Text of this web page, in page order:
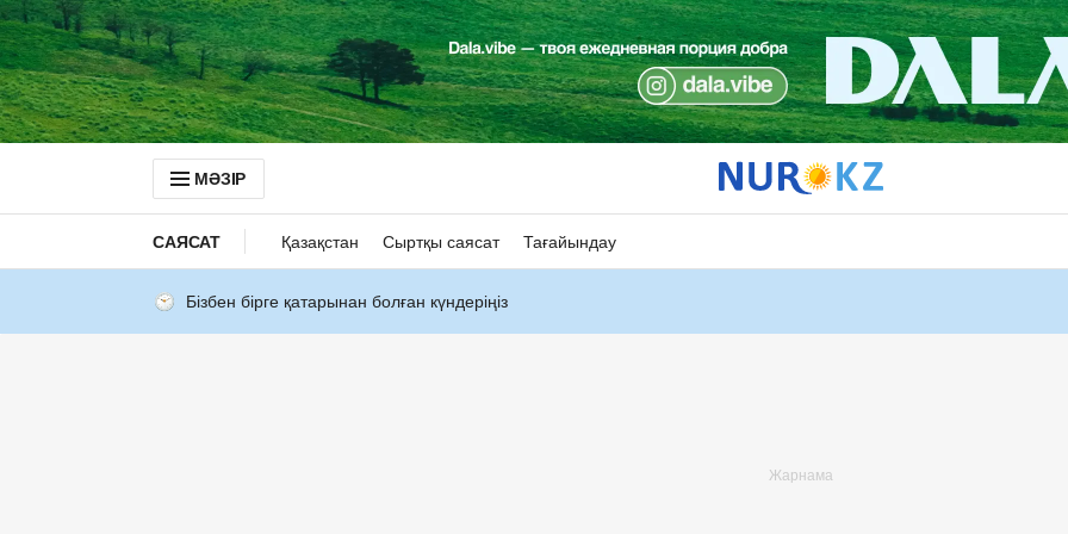
МӘЗІР
САЯСАТ Қазақстан Сыртқы саясат Тағайындау
Бізбен бірге қатарынан болған күндеріңіз